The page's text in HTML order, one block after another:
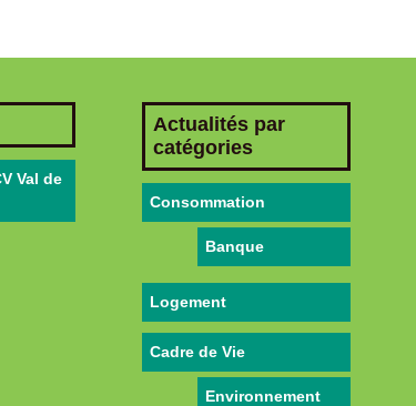
Val de
Actualités par
catégories
Consommation
Banque
Logement
Cadre de Vie
Environnement